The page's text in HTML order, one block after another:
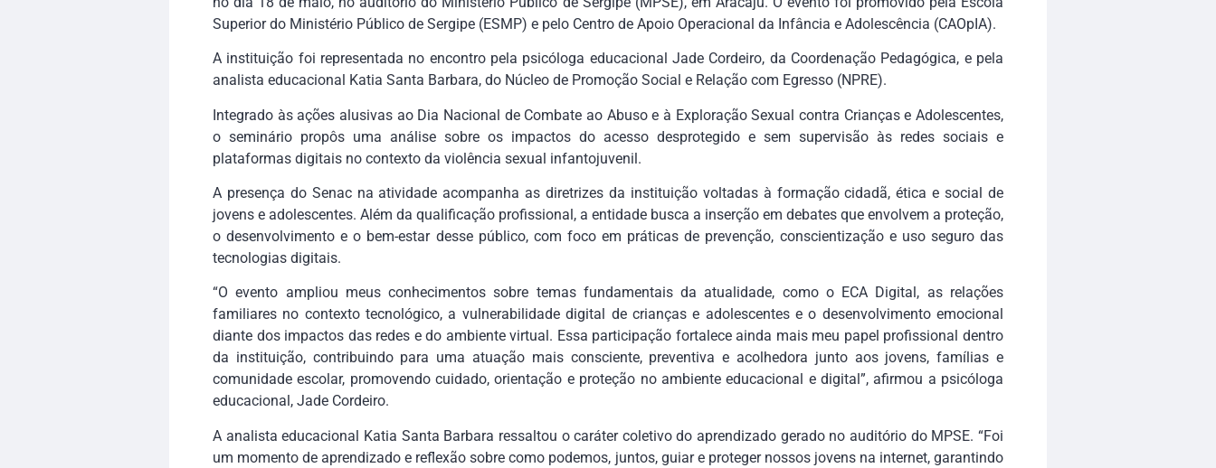
Superior do Ministério Público de Sergipe (ESMP) e pelo Centro de Apoio Operacional da Infância e Adolescência (CAOpIA).
A instituição foi representada no encontro pela psicóloga educacional Jade Cordeiro, da Coordenação Pedagógica, e pela
analista educacional Katia Santa Barbara, do Núcleo de Promoção Social e Relação com Egresso (NPRE).
Integrado às ações alusivas ao Dia Nacional de Combate ao Abuso e à Exploração Sexual contra Crianças e Adolescentes,
o seminário propôs uma análise sobre os impactos do acesso desprotegido e sem supervisão às redes sociais e
plataformas digitais no contexto da violência sexual infantojuvenil.
A presença do Senac na atividade acompanha as diretrizes da instituição voltadas à formação cidadã, ética e social de
jovens e adolescentes. Além da qualificação profissional, a entidade busca a inserção em debates que envolvem a proteção,
o desenvolvimento e o bem-estar desse público, com foco em práticas de prevenção, conscientização e uso seguro das
tecnologias digitais.
“O evento ampliou meus conhecimentos sobre temas fundamentais da atualidade, como o ECA Digital, as relações
familiares no contexto tecnológico, a vulnerabilidade digital de crianças e adolescentes e o desenvolvimento emocional
diante dos impactos das redes e do ambiente virtual. Essa participação fortalece ainda mais meu papel profissional dentro
da instituição, contribuindo para uma atuação mais consciente, preventiva e acolhedora junto aos jovens, famílias e
comunidade escolar, promovendo cuidado, orientação e proteção no ambiente educacional e digital”, afirmou a psicóloga
educacional, Jade Cordeiro.
A analista educacional Katia Santa Barbara ressaltou o caráter coletivo do aprendizado gerado no auditório do MPSE. “Foi
um momento de aprendizado e reflexão sobre como podemos, juntos, guiar e proteger nossos jovens na internet, garantindo